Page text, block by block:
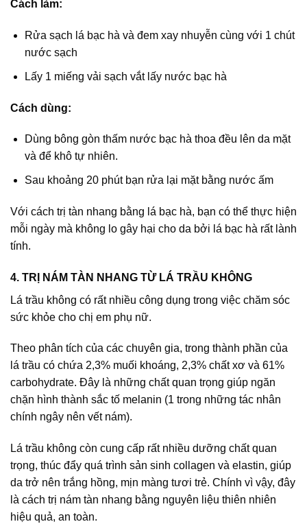
Cách làm:
Rửa sạch lá bạc hà và đem xay nhuyễn cùng với 1 chút
nước sạch
Lấy 1 miếng vải sạch vắt lấy nước bạc hà
Cách dùng:
Dùng bông gòn thấm nước bạc hà thoa đều lên da mặt
và để khô tự nhiên.
Sau khoảng 20 phút bạn rửa lại mặt bằng nước ấm
Với cách trị tàn nhang bằng lá bạc hà, bạn có thể thực hiện
mỗi ngày mà không lo gây hại cho da bởi lá bạc hà rất lành
tính.
4. TRỊ NÁM TÀN NHANG TỪ LÁ TRẦU KHÔNG
Lá trầu không có rất nhiều công dụng trong việc chăm sóc
sức khỏe cho chị em phụ nữ.
Theo phân tích của các chuyên gia, trong thành phần của
lá trầu có chứa 2,3% muối khoáng, 2,3% chất xơ và 61%
carbohydrate. Đây là những chất quan trọng giúp ngăn
chặn hình thành sắc tố melanin (1 trong những tác nhân
chính ngây nên vết nám).
Lá trầu không còn cung cấp rất nhiều dưỡng chất quan
trọng, thúc đẩy quá trình sản sinh collagen và elastin, giúp
da trở nên trắng hồng, mịn màng tươi trẻ. Chính vì vậy, đây
là cách trị nám tàn nhang bằng nguyên liệu thiên nhiên
hiệu quả, an toàn.